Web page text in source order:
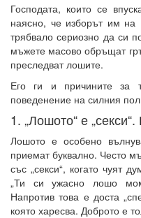
Господата, които се
наясно, че изборът им на
трябвало сериозно да си
мъжете масово обръщат
преследват лошите.
Его ги и причините за
поведенение на силния пол
1. „Лошото“ е
Лошото е особено
приемат буквално. Често
със „секси“, когато чуят
„Ти си ужасно лошо
Напротив това е доста
която харесва. Доброто е